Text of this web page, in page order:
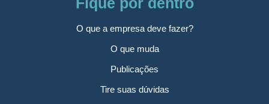
O que a empresa deve fazer?
O que muda
Publicações
Tire suas dúvidas